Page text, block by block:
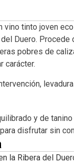
vino tinto joven
Duero.
pobres de
carácter.
directo y
pura de
y de
disfrutar sin
la Ribera del